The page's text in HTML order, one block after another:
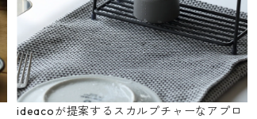
ideacoが提案するスカルプチャーなアプロ